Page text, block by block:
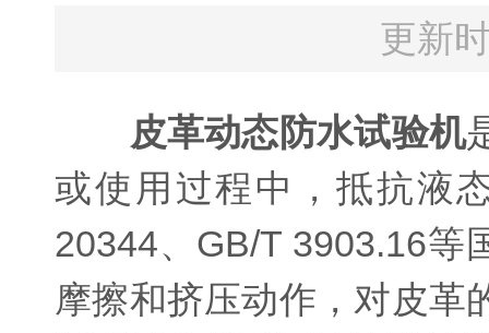
更新
皮革动态防水试验机
或使用过程中，抵抗液
20344、GB/T 3903.16等
摩擦和挤压动作，对皮革